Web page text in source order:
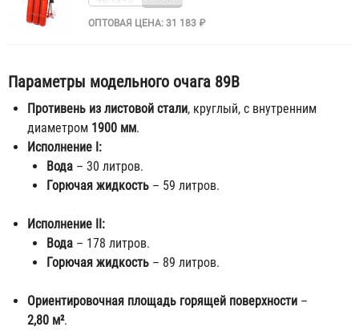
ОПТОВАЯ ЦЕНА: 31 183 ₽
Параметры модельного очага 89В
Противень из листовой стали, круглый, с внутренним
диаметром 1900 мм.
Исполнение I:
Вода – 30 литров.
Горючая жидкость – 59 литров.
Исполнение II:
Вода – 178 литров.
Горючая жидкость – 89 литров.
Ориентировочная площадь горящей поверхности –
2,80 м².